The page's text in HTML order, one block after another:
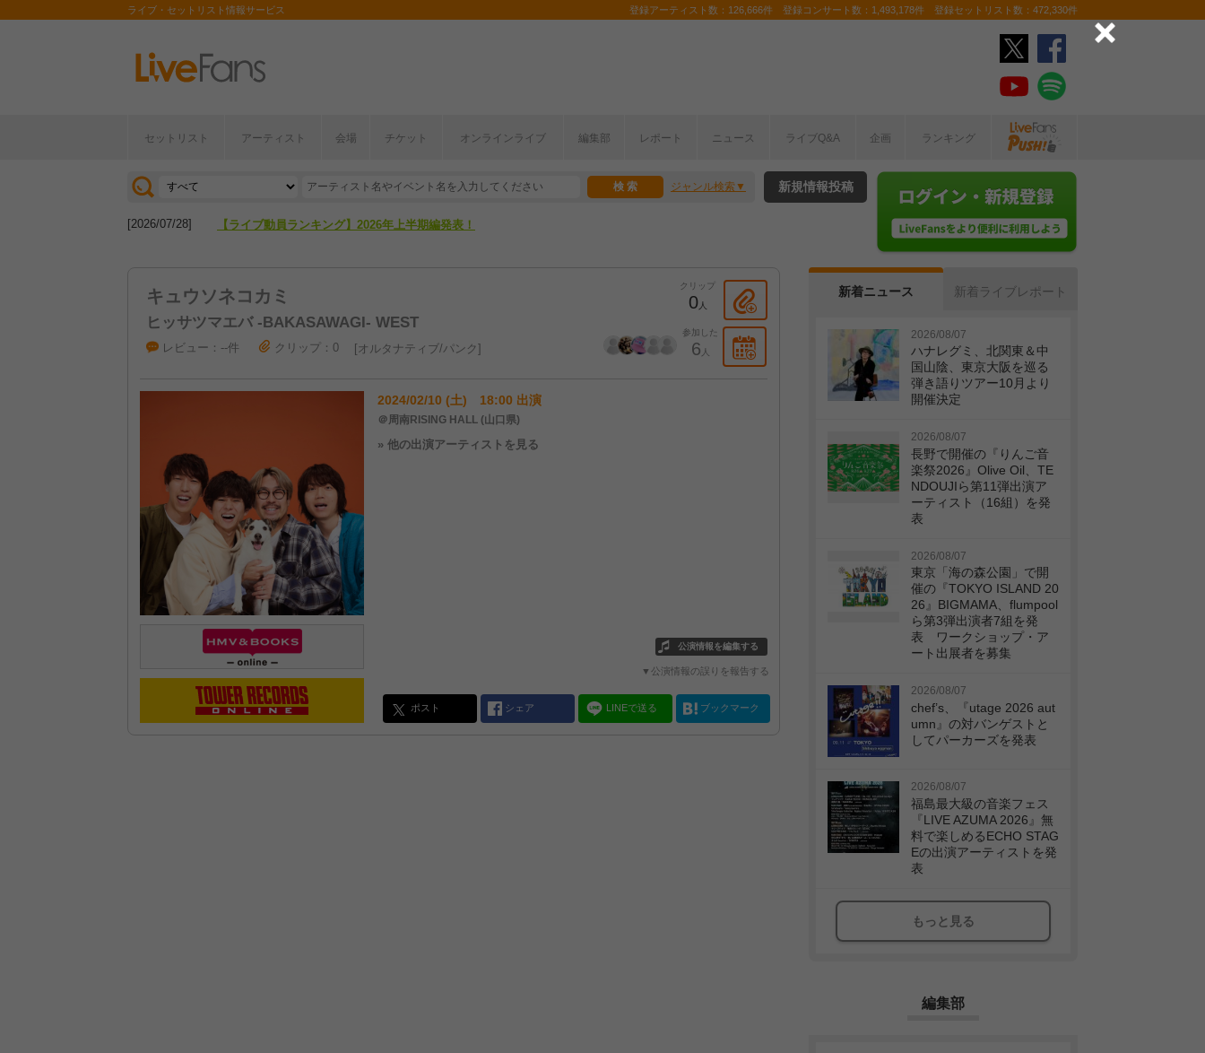
ライブ・セットリスト情報サービス 登録アーティスト数：126,666件 登録コンサート数：1,493,178件 登録セットリスト数：472,330件
セットリスト アーティスト 会場 チケット オンラインライブ 編集部 レポート ニュース ライブQ&A 企画 ランキング
ジャンル検索
[2026/04/27] 【フェス特集2026】フェス情報はここから！
[2026/07/28] 【ライブ動員ランキング】2026年上半期編発表！
新規情報投稿
キュウソネコカミ
ヒッサツマエバ -BAKASAWAGI- WEST
クリップ
0人
参加した
6 人
レビュー：--件 クリップ：0 オルタナティブ/パンク
2024/02/10 (土) 18:00 出演
＠周南RISING HALL (山口県)
» 他の出演アーティストを見る
公演情報を編集する
▼公演情報の誤りを報告する
ポスト シェア LINEで送る ブックマーク
新着ニュース 新着ライブレポート
2026/08/07
ハナレグミ、北関東＆中
国山陰、東京大阪を巡る
弾き語りツアー10月より
開催決定
2026/08/07
長野で開催の『りんご音
楽祭2026』Olive Oil、TE
NDOUJIら第11弾出演ア
ーティスト（16組）を発
表
2026/08/07
東京「海の森公園」で開
催の『TOKYO ISLAND 20
26』BIGMAMA、flumpool
ら第3弾出演者7組を発
表 ワークショップ・ア
ート出展者を募集
2026/08/07
chef’s、『utage 2026 aut
umn』の対バンゲストと
してパーカーズを発表
2026/08/07
福島最大級の音楽フェス
『LIVE AZUMA 2026』無
料で楽しめるECHO STAG
Eの出演アーティストを発
表
もっと見る
編集部